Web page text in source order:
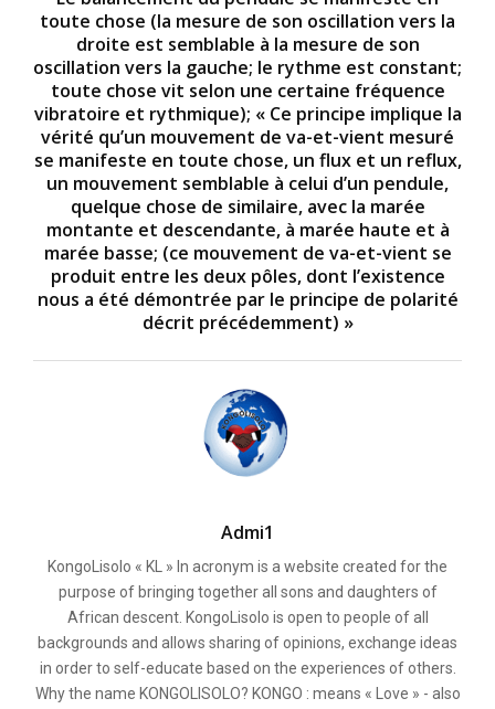
toute chose (la mesure de son oscillation vers la
droite est semblable à la mesure de son
oscillation vers la gauche; le rythme est constant;
toute chose vit selon une certaine fréquence
vibratoire et rythmique); « Ce principe implique la
vérité qu’un mouvement de va-et-vient mesuré
se manifeste en toute chose, un flux et un reflux,
un mouvement semblable à celui d’un pendule,
quelque chose de similaire, avec la marée
montante et descendante, à marée haute et à
marée basse; (ce mouvement de va-et-vient se
produit entre les deux pôles, dont l’existence
nous a été démontrée par le principe de polarité
décrit précédemment) »
Admi1
KongoLisolo « KL » In acronym is a website created for the
purpose of bringing together all sons and daughters of
African descent. KongoLisolo is open to people of all
backgrounds and allows sharing of opinions, exchange ideas
in order to self-educate based on the experiences of others.
Why the name KONGOLISOLO? KONGO : means « Love » - also